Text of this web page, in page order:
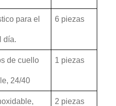
para el
día.
6 piezas
de cuello
24/40
1 piezas
2 piezas